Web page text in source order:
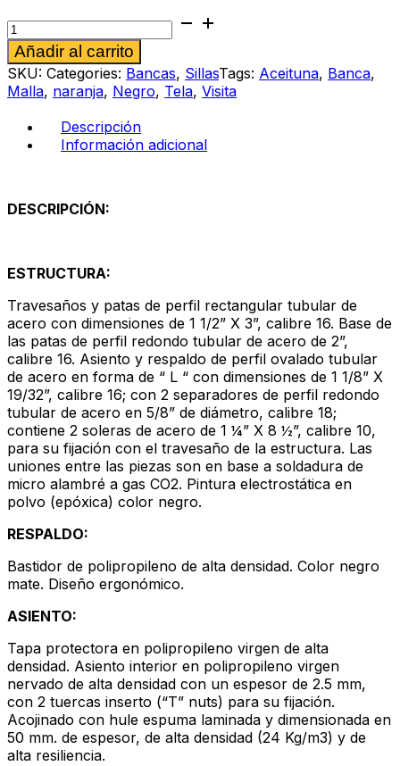
Banca
Ricordo
m
3p
naranja-
aceituna
Añadir al carrito
SKU: Categories: Bancas, SillasTags: Aceituna, Banca,
Malla, naranja, Negro, Tela, Visita
Descripción
Información adicional
DESCRIPCIÓN:
ESTRUCTURA:
Travesaños y patas de perfil rectangular tubular de
acero con dimensiones de 1 1/2” X 3”, calibre 16. Base de
las patas de perfil redondo tubular de acero de 2”,
calibre 16. Asiento y respaldo de perfil ovalado tubular
de acero en forma de “ L “ con dimensiones de 1 1/8” X
19/32”, calibre 16; con 2 separadores de perfil redondo
tubular de acero en 5/8” de diámetro, calibre 18;
contiene 2 soleras de acero de 1 ¼” X 8 ½”, calibre 10,
para su fijación con el travesaño de la estructura. Las
uniones entre las piezas son en base a soldadura de
micro alambré a gas CO2. Pintura electrostática en
polvo (epóxica) color negro.
RESPALDO:
Bastidor de polipropileno de alta densidad. Color negro
mate. Diseño ergonómico.
ASIENTO:
Tapa protectora en polipropileno virgen de alta
densidad. Asiento interior en polipropileno virgen
nervado de alta densidad con un espesor de 2.5 mm,
con 2 tuercas inserto (“T” nuts) para su fijación.
Acojinado con hule espuma laminada y dimensionada en
50 mm. de espesor, de alta densidad (24 Kg/m3) y de
alta resiliencia.